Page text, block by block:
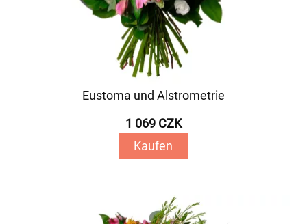
Eustoma und Alstrometrie
1 069 CZK
Kaufen